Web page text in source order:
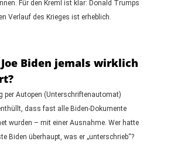
Für den Kreml ist klar: Donald Trumps
Verlauf des Krieges ist erheblich.
Biden jemals wirklich
per Autopen (Unterschriftenautomat)
dass fast alle Biden-Dokumente
wurden – mit einer Ausnahme. Wer hatte
Biden überhaupt, was er „unterschrieb“?